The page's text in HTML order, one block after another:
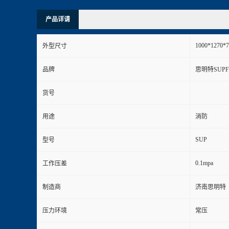
产品详请
外型尺寸
品牌 思明特SUPF
货号
用途 消防
型号 SUP
工作压差 0.1mpa
制造商 济南思明特
压力环境 常压